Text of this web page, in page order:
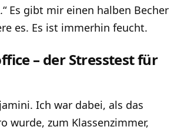
Es gibt mir einen halben Becher
es. Es ist immerhin feucht.
– der Stresstest für
Ich war dabei, als das
wurde, zum Klassenzimmer,